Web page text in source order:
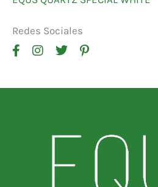
Redes Sociales